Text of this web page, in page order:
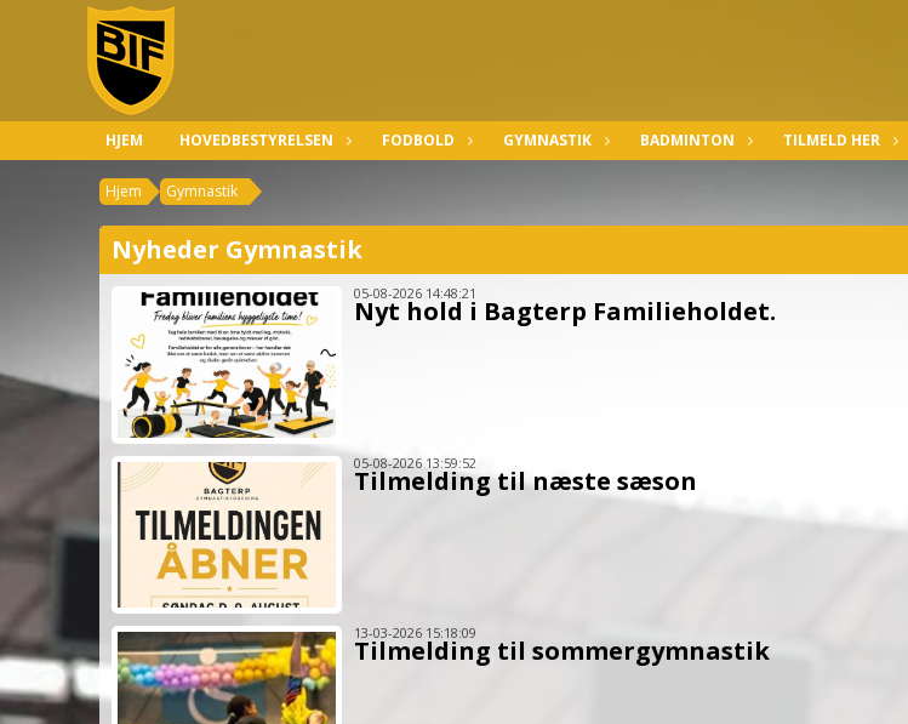
HJEM HOVEDBESTYRELSEN FODBOLD GYMNASTIK BADMINTON TILMELD HER
Hjem Gymnastik
Nyheder Gymnastik
05-08-2026 14:48:21
Nyt hold i Bagterp Familieholdet.
05-08-2026 13:59:52
Tilmelding til næste sæson
13-03-2026 15:18:09
Tilmelding til sommergymnastik